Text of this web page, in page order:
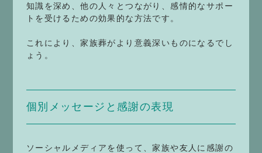
知識を深め、他の人々とつながり、感情的なサポー
トを受けるための効果的な方法です。
これにより、家族葬がより意義深いものになるでし
ょう。
個別メッセージと感謝の表現
ソーシャルメディアを使って、家族や友人に感謝の